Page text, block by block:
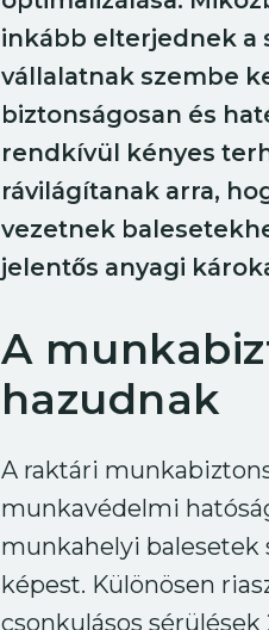
inkább elterjednek a
vállalatnak szembe
biztonságosan és
rendkívül kényes
rávilágítanak arra,
vezetnek
jelentős anyagi
A
hazudnak
A raktári
munkavédelmi
munkahelyi balesetek
képest. Különösen
csonkulásos sérülések